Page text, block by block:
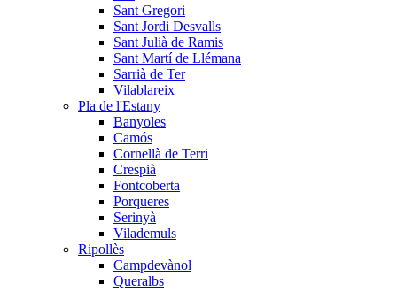
Sant Gregori
Sant Jordi Desvalls
Sant Julià de Ramis
Sant Martí de Llémana
Sarrià de Ter
Vilablareix
Pla de l'Estany
Banyoles
Camós
Cornellà de Terri
Crespià
Fontcoberta
Porqueres
Serinyà
Vilademuls
Ripollès
Campdevànol
Queralbs